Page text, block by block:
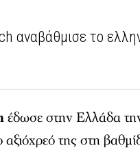
αναβάθμισε το
έδωσε στην Ελλάδα
αξιόχρεό της στη